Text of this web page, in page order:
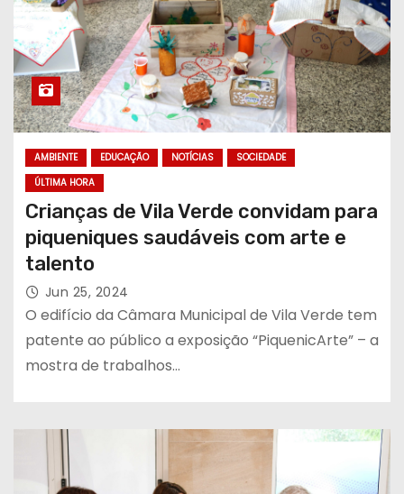
AMBIENTE EDUCAÇÃO NOTÍCIAS
SOCIEDADE
ÚLTIMA HORA
Crianças de Vila Verde convidam para
piqueniques saudáveis com arte e
talento
Jun 25, 2024
O edifício da Câmara Municipal de Vila Verde tem
patente ao público a exposição “PiquenicArte” – a
mostra de trabalhos…